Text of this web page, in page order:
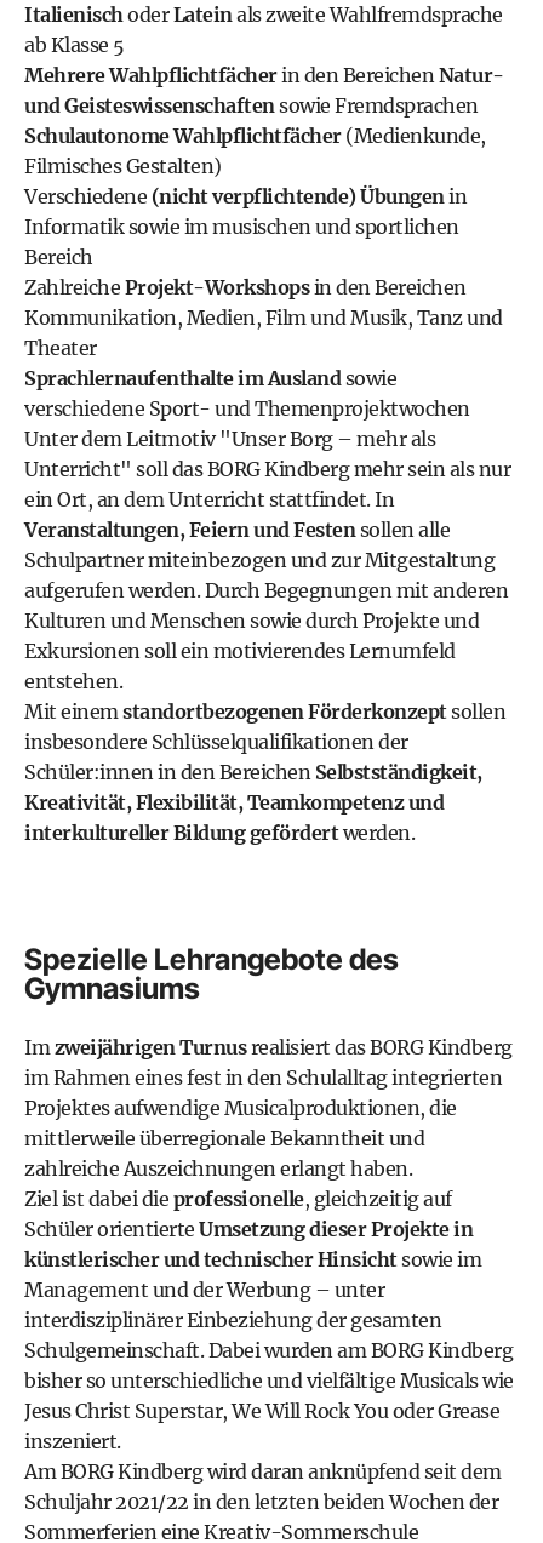
ItalienischoderLateinals zweite Wahlfremdsprache
ab Klasse 5
Mehrere Wahlpflichtfächerin den BereichenNatur-
und Geisteswissenschaftensowie Fremdsprachen
Schulautonome Wahlpflichtfächer(Medienkunde,
Filmisches Gestalten)
Verschiedene (nicht verpflichtende) Übungenin
Informatik sowie im musischen und sportlichen
Bereich
Zahlreiche Projekt-Workshopsin den Bereichen
Kommunikation, Medien, Film und Musik, Tanz und
Theater
Sprachlernaufenthalte im Auslandsowie
verschiedene Sport- und Themenprojektwochen
Unter dem Leitmotiv "Unser Borg – mehr als
Unterricht" soll das BORG Kindberg mehr sein als nur
ein Ort, an dem Unterricht stattfindet. In
Veranstaltungen, Feiern und Festensollen alle
Schulpartner miteinbezogen und zur Mitgestaltung
aufgerufen werden. Durch Begegnungen mit anderen
Kulturen und Menschen sowie durch Projekte und
Exkursionen soll ein motivierendes Lernumfeld
entstehen.
Mit einemstandortbezogenen Förderkonzeptsollen
insbesondere Schlüsselqualifikationen der
Schüler:innen in den Bereichen Selbstständigkeit,
Kreativität, Flexibilität, Teamkompetenz und
interkultureller Bildung gefördertwerden.
Spezielle Lehrangebote des
Gymnasiums
Imzweijährigen Turnusrealisiert das BORG Kindberg
im Rahmen eines fest in den Schulalltag integrierten
Projektesaufwendige Musicalproduktionen, die
mittlerweile überregionale Bekanntheit und
zahlreiche Auszeichnungen erlangt haben.
Ziel ist dabei die professionelle, gleichzeitig auf
Schüler orientierte Umsetzung dieser Projekte in
künstlerischer und technischer Hinsichtsowie im
Management und der Werbung – unter
interdisziplinärer Einbeziehung der gesamten
Schulgemeinschaft. Dabei wurden am BORG Kindberg
bisher so unterschiedliche und vielfältige Musicals wie
Jesus Christ Superstar, We Will Rock You oder Grease
inszeniert.
Am BORG Kindberg wird daran anknüpfend seit dem
Schuljahr 2021/22 in den letzten beiden Wochen der
Sommerferien eine Kreativ-Sommerschule